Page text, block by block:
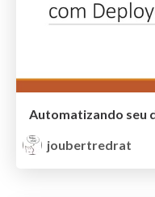
joubertredrat